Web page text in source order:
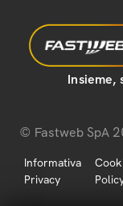
Insieme,
© Fastweb SpA
Informativa
Privacy